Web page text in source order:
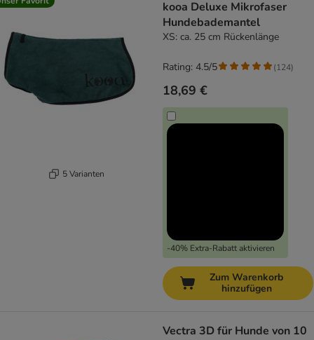
5 Varianten
kooa Deluxe Mikrofaser
Hundebademantel
XS: ca. 25 cm Rückenlänge
18,69 €
-40% Extra-Rabatt aktivieren
Rating: 4.5/5 (124)
Zum Warenkorb
hinzufügen
Vectra 3D für Hunde von 10